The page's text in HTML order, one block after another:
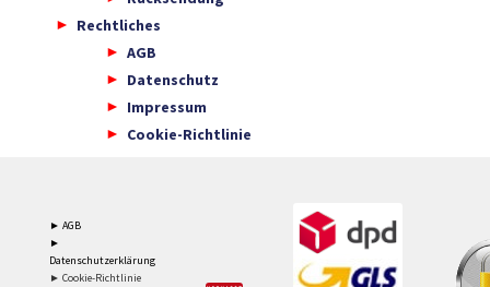
Rechtliches
AGB
Datenschutz
Impressum
Cookie-Richtlinie
► AGB
►
Datenschutzerklärung
► Cookie-Richtlinie